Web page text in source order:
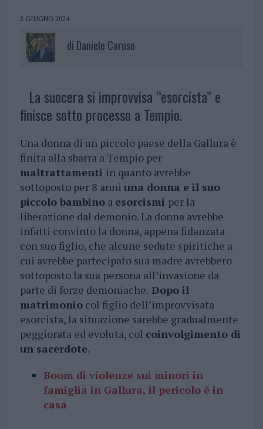
2 GIUGNO 2024
di Daniele Caruso
La suocera si improvvisa “esorcista” e
finisce sotto processo a Tempio.
Una donna di un piccolo paese della Gallura è
finita alla sbarra a Tempio per
maltrattamenti in quanto avrebbe
sottoposto per 8 anni una donna e il suo
piccolo bambinoa esorcismi per la
liberazione dal demonio. La donna avrebbe
infatti convinto la donna, appena fidanzata
con suo figlio, che alcune sedute spiritiche a
cui avrebbe partecipato sua madre avrebbero
sottoposto la sua persona all’invasione da
parte di forze demoniache. Dopo il
matrimoniocol figlio dell’improvvisata
esorcista, la situazione sarebbe gradualmente
peggiorata ed evoluta, col coinvolgimento di
un sacerdote.
Boom di violenze sui minori in
famiglia in Gallura, il pericolo è in
casa